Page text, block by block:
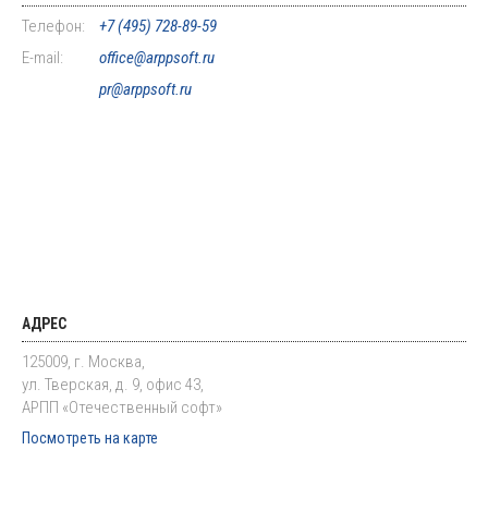
Телефон:
+7 (495) 728-89-59
E-mail:
office@arppsoft.ru
pr@arppsoft.ru
АДРЕС
125009, г. Москва,
ул. Тверская, д. 9, офис 43,
АРПП «Отечественный софт»
Посмотреть на карте